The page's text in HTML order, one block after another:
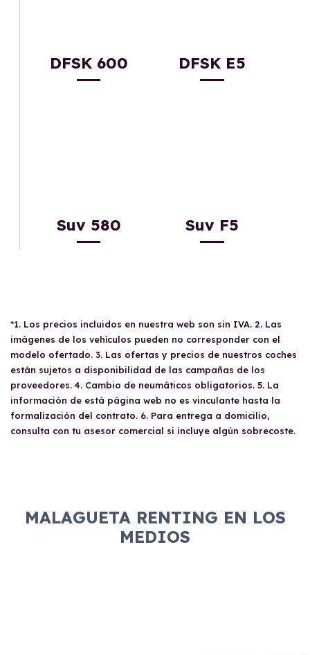
DFSK 600 DFSK E5
Suv 580 Suv F5
*1. Los precios incluidos en nuestra web son sin IVA. 2. Las
imágenes de los vehículos pueden no corresponder con el
modelo ofertado. 3. Las ofertas y precios de nuestros coches
están sujetos a disponibilidad de las campañas de los
proveedores. 4. Cambio de neumáticos obligatorios. 5. La
información de está página web no es vinculante hasta la
formalización del contrato. 6. Para entrega a domicilio,
consulta con tu asesor comercial si incluye algún sobrecoste.
MALAGUETA RENTING EN LOS
MEDIOS